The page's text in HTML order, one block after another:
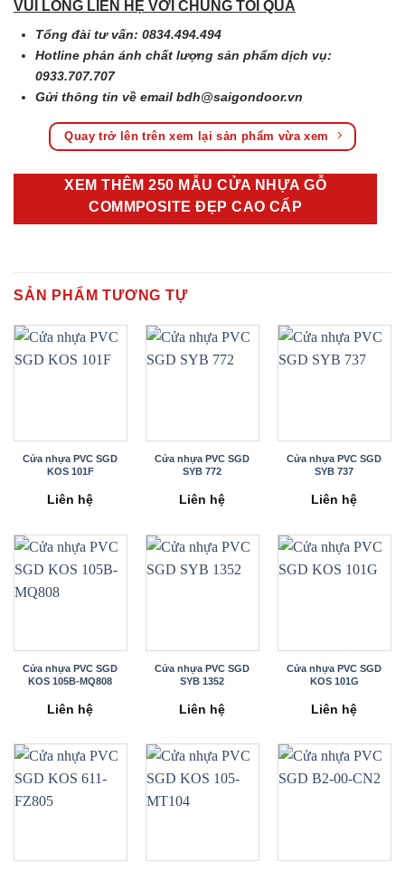
VUI LÒNG LIÊN HỆ VỚI CHÚNG TÔI QUA
Tổng đài tư vấn: 0834.494.494
Hotline phản ánh chất lượng sản phẩm dịch vụ:
0933.707.707
Gửi thông tin về emailbdh@saigondoor.vn
Quay trở lên trên xem lại sản phẩm vừa xem
XEM THÊM 250 MẪU CỬA NHỰA GỖ
COMMPOSITE ĐẸP CAO CẤP
SẢN PHẨM TƯƠNG TỰ
Cửa nhựa PVC SGD
KOS 101F
Liên hệ
Cửa nhựa PVC SGD
SYB 772
Liên hệ
Cửa nhựa PVC SGD
SYB 737
Liên hệ
Cửa nhựa PVC SGD
KOS 105B-MQ808
Liên hệ
Cửa nhựa PVC SGD
SYB 1352
Liên hệ
Cửa nhựa PVC SGD
KOS 101G
Liên hệ